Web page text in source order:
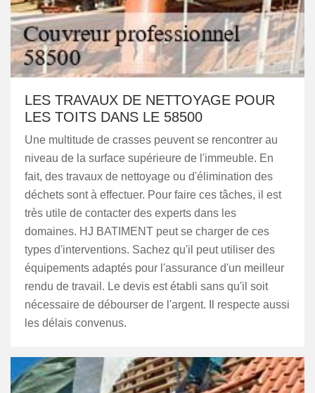
LES TRAVAUX DE NETTOYAGE POUR
LES TOITS DANS LE 58500
Une multitude de crasses peuvent se rencontrer au
niveau de la surface supérieure de l'immeuble. En
fait, des travaux de nettoyage ou d'élimination des
déchets sont à effectuer. Pour faire ces tâches, il est
très utile de contacter des experts dans les
domaines. HJ BATIMENT peut se charger de ces
types d'interventions. Sachez qu'il peut utiliser des
équipements adaptés pour l'assurance d'un meilleur
rendu de travail. Le devis est établi sans qu'il soit
nécessaire de débourser de l'argent. Il respecte aussi
les délais convenus.